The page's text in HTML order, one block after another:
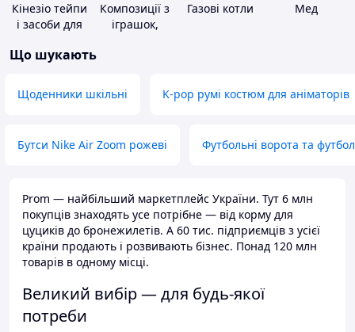
Кінезіо тейпи
і засоби для
Композиції з
іграшок,
Газові котли
Мед
Що шукають
Щоденники шкільні K-pop румі костюм для аніматорів
Бутси Nike Air Zoom рожеві Футбольні ворота та
Prom — найбільший маркетплейс України. Тут 6 млн
покупців знаходять усе потрібне — від корму для
цуциків до бронежилетів. А 60 тис. підприємців з усієї
країни продають і розвивають бізнес. Понад 120 млн
товарів в одному місці.
Великий вибір — для будь-якої
потреби